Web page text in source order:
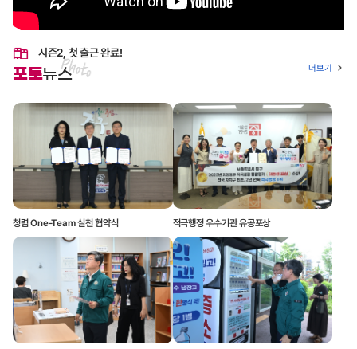
시즌2, 첫 출근 완료!
포토뉴스
청렴 One-Team 실천 협약식 적극행정 우수기관 유공포상
더보기